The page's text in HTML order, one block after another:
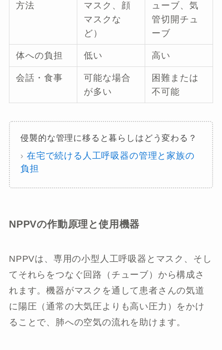
方法
マスク、顔
マスクな
ど）
ューブ、気
管切開チュ
ーブ
体への負担 低い 高い
会話・食事
可能な場合
が多い
困難または
不可能
侵襲的な管理に移ると暮らしはどう変わる？
› 在宅で続ける人工呼吸器の管理と家族の
負担
NPPVの作動原理と使用機器
NPPVは、専用の小型人工呼吸器とマスク、そし
てそれらをつなぐ回路（チューブ）から構成さ
れます。機器がマスクを通して患者さんの気道
に陽圧（通常の大気圧よりも高い圧力）をかけ
ることで、肺への空気の流れを助けます。